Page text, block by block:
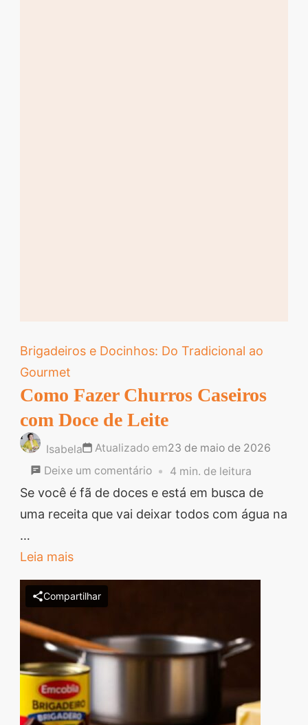
Brigadeiros e Docinhos: Do Tradicional ao
Gourmet
Como Fazer Churros Caseiros
com Doce de Leite
Isabela Atualizado em23 de maio de 2026
Deixe um comentárioem
Como
Fazer
com
Leite
4 min. de leitura
Se você é fã de doces e está em busca de
uma receita que vai deixar todos com água na
…
Leia mais
Compartilhar